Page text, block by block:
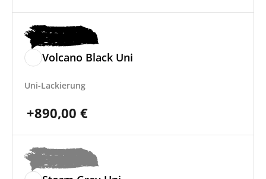
Volcano Black Uni
Uni-Lackierung
+890,00 €